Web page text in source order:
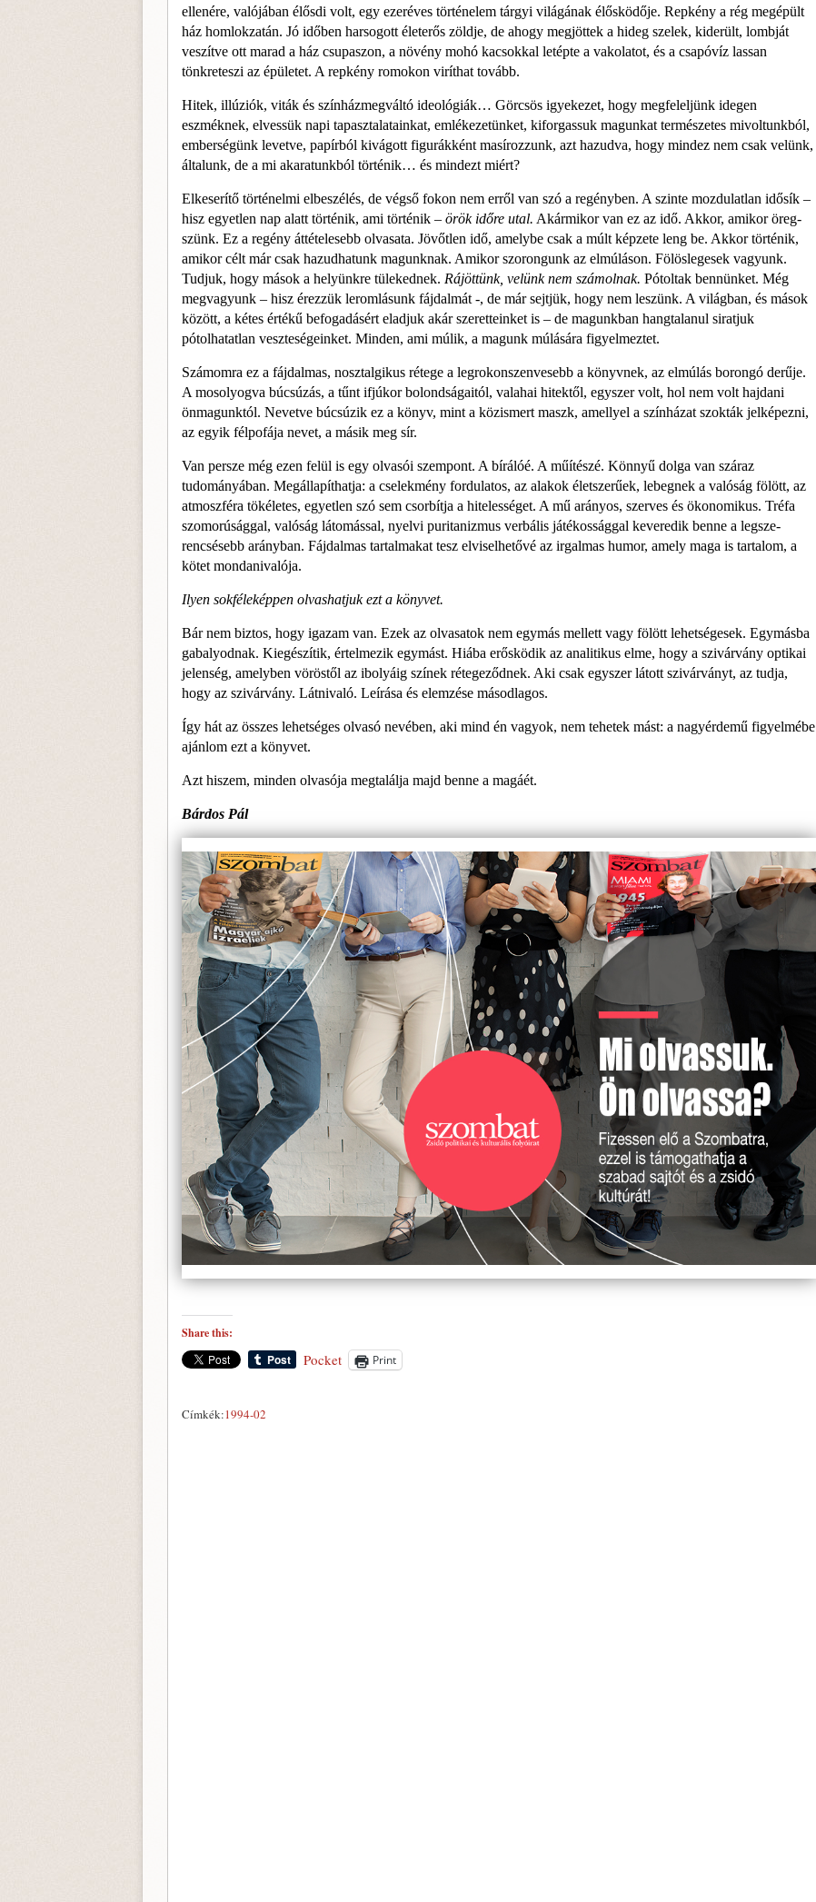
ellenére, valójában élősdi volt, egy ezeréves történelem tárgyi világának élősködője. Repkény a rég megépült
ház hom­lokzatán. Jó időben harsogott életerős zöldje, de ahogy megjöttek a hideg szelek, kiderült, lombját
veszítve ott marad a ház csupaszon, a növény mohó kacsokkal letépte a vakolatot, és a csapóvíz lassan
tönkreteszi az épületet. A repkény romokon viríthat tovább.
Hitek, illúziók, viták és szín­házmegváltó ideológiák… Görcsös igyekezet, hogy megfeleljünk idegen
eszméknek, elvessük napi ta­pasztalatainkat, emlékezetünket, kifor­gassuk magunkat természetes mivol­tunkból,
emberségünk levetve, papírból kivágott figurákként masírozzunk, azt hazudva, hogy mindez nem csak velünk,
általunk, de a mi akaratunkból történik… és mindezt miért?
Elkeserítő történelmi elbeszélés, de végső fokon nem erről van szó a regényben. A szinte mozdulatlan idősík –
hisz egyetlen nap alatt történik, ami történik – örök időre utal. Akármikor van ez az idő. Akkor, amikor öreg­
szünk. Ez a regény áttételesebb olvasata. Jövőtlen idő, amelybe csak a múlt képzete leng be. Akkor történik,
amikor célt már csak hazudhatunk ma­gunknak. Amikor szorongunk az elmúláson. Fölöslegesek vagyunk.
Tudjuk, hogy mások a helyünkre tülekednek. Rájöttünk, velünk nem számolnak. Pótoltak bennünket. Még
megvagyunk – hisz érezzük lerom­lásunk fájdalmát -, de már sejtjük, hogy nem leszünk. A világban, és mások
között, a kétes értékű befogadásért elad­juk akár szeretteinket is – de magunk­ban hangtalanul siratjuk
pótolhatatlan veszteségeinket. Minden, ami múlik, a magunk múlására figyelmeztet.
Számomra ez a fájdalmas, nosztal­gikus rétege a legrokonszenvesebb a könyvnek, az elmúlás borongó derűje.
A mosolyogva búcsúzás, a tűnt ifjúkor bolondságaitól, valahai hitektől, egy­szer volt, hol nem volt hajdani
önma­gunktól. Nevetve búcsúzik ez a könyv, mint a közismert maszk, amellyel a színházat szokták jelképezni,
az egyik félpofája nevet, a másik meg sír.
Van persze még ezen felül is egy olvasói szempont. A bírálóé. A műítészé. Könnyű dolga van száraz
tudományában. Megállapíthatja: a cse­lekmény fordulatos, az alakok életszerűek, lebegnek a valóság fölött, az
atmoszféra tökéletes, egyetlen szó sem csorbítja a hitelességet. A mű ará­nyos, szerves és ökonomikus. Tréfa
szomorúsággal, valóság látomással, nyelvi puritanizmus verbális játé­kossággal keveredik benne a legsze­
rencsésebb arányban. Fájdalmas tartal­makat tesz elviselhetővé az irgalmas humor, amely maga is tartalom, a
kötet mondanivalója.
Ilyen sokféleképpen olvashatjuk ezt a könyvet.
Bár nem biztos, hogy igazam van. Ezek az olvasatok nem egymás mellett vagy fölött lehetségesek. Egymásba
gabalyodnak. Kiegészítik, értelmezik egymást. Hiába erősködik az analitikus elme, hogy a szivárvány optikai
jelen­ség, amelyben vöröstől az ibolyáig színek rétegeződnek. Aki csak egyszer látott szivárványt, az tudja,
hogy az szivárvány. Látnivaló. Leírása és elemzése másodlagos.
Így hát az összes lehetséges olvasó nevében, aki mind én vagyok, nem te­hetek mást: a nagyérdemű figyelmébe
ajánlom ezt a könyvet.
Azt hiszem, minden olvasója meg­találja majd benne a magáét.
Bárdos Pál
Share this:
Pocket Print
Címkék:1994-02
BONYHÁDI ZSIDÓ NAPOK